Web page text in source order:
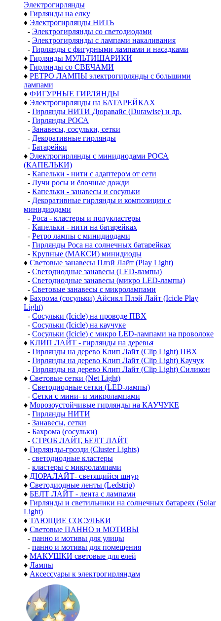
Электро­гирлянды
♦ Гирлянды на елку
♦ Электрогирлянды НИТЬ
- Электрогирлянды со светодиодами
- Электрогирлянды с лампами накаливания
- Гирлянды с фигурными лампами и насадками
♦ Гирлянды МУЛЬТИШАРИКИ
♦ Гирлянды со СВЕЧАМИ
♦ РЕТРО ЛАМПЫ электрогирлянды с большими
лампами
♦ ФИГУРНЫЕ ГИРЛЯНДЫ
♦ Электрогирлянды на БАТАРЕЙКАХ
- Гирлянды НИТИ Дюравайс (Durawise) и др.
- Гирлянды РОСА
- Занавесы, сосульки, сетки
- Декоративные гирлянды
- Батарейки
♦ Электрогирлянды с минидиодами РОСА
(КАПЕЛЬКИ)
- Капельки - нити с адаптером от сети
- Лучи росы и ёлочные дожди
- Капельки - занавесы и сосульки
- Декоративные гирлянды и композиции с
минидиодами
- Роса - кластеры и полукластеры
- Капельки - нити на батарейках
- Ретро лампы с минидиодами
- Гирлянды Роса на солнечных батарейках
- Крупные (МАКСИ) минидиоды
♦ Световые занавесы Плэй Лайт (Play Light)
- Светодиодные занавесы (LED-лампы)
- Светодиодные занавесы (микро LED-лампы)
- Световые занавесы с микролампами
♦ Бахрома (сосульки) Айсикл Плэй Лайт (Icicle Play
Light)
- Сосульки (Icicle) на проводе ПВХ
- Сосульки (Icicle) на каучуке
- Сосульки (Icicle) с микро LED-лампами на проволоке
♦ КЛИП ЛАЙТ - гирлянды на деревья
- Гирлянды на дерево Клип Лайт (Clip Light) ПВХ
- Гирлянды на дерево Клип Лайт (Clip Light) Каучук
- Гирлянды на дерево Клип Лайт (Clip Light) Силикон
♦ Световые сетки (Net Light)
- Светодиодные сетки (LED-лампы)
- Сетки с мини- и микролампами
♦ Морозоустойчивые гирлянды на КАУЧУКЕ
- Гирлянды НИТИ
- Занавесы, сетки
- Бахрома (сосульки)
- СТРОБ ЛАЙТ, БЕЛТ ЛАЙТ
♦ Гирлянды-грозди (Cluster Lights)
- светодиодные кластеры
- кластеры с микролампами
♦ ДЮРАЛАЙТ- светящийся шнур
♦ Светодиодные ленты (Ledstrip)
♦ БЕЛТ ЛАЙТ - лента с лампами
♦ Гирлянды и светильники на солнечных батареях (Solar
Light)
♦ ТАЮЩИЕ СОСУЛЬКИ
♦ Световые ПАННО и МОТИВЫ
- панно и мотивы для улицы
- панно и мотивы для помещения
♦ МАКУШКИ световые для елей
♦ Лампы
♦ Аксессуары к электрогирляндам